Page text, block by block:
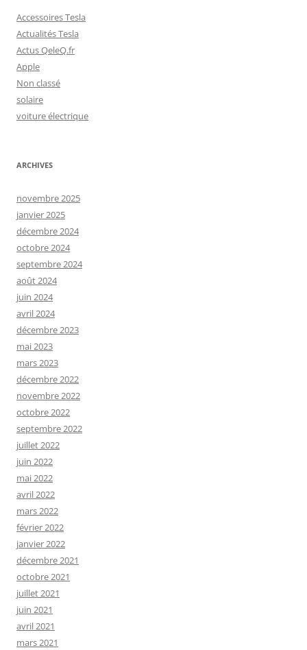
Accessoires Tesla
Actualités Tesla
Actus QeleQ.fr
Apple
Non classé
solaire
voiture électrique
ARCHIVES
novembre 2025
janvier 2025
décembre 2024
octobre 2024
septembre 2024
août 2024
juin 2024
avril 2024
décembre 2023
mai 2023
mars 2023
décembre 2022
novembre 2022
octobre 2022
septembre 2022
juillet 2022
juin 2022
mai 2022
avril 2022
mars 2022
février 2022
janvier 2022
décembre 2021
octobre 2021
juillet 2021
juin 2021
avril 2021
mars 2021